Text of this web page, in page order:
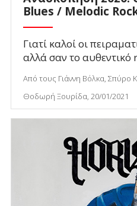
Blues / Melodic
Γιατί καλοί οι
αλλά σαν το αυθεντικό
Από τους Γιάννη Βόλκα, Σπύρο
Θοδωρή Ξουρίδα, 20/01/2021